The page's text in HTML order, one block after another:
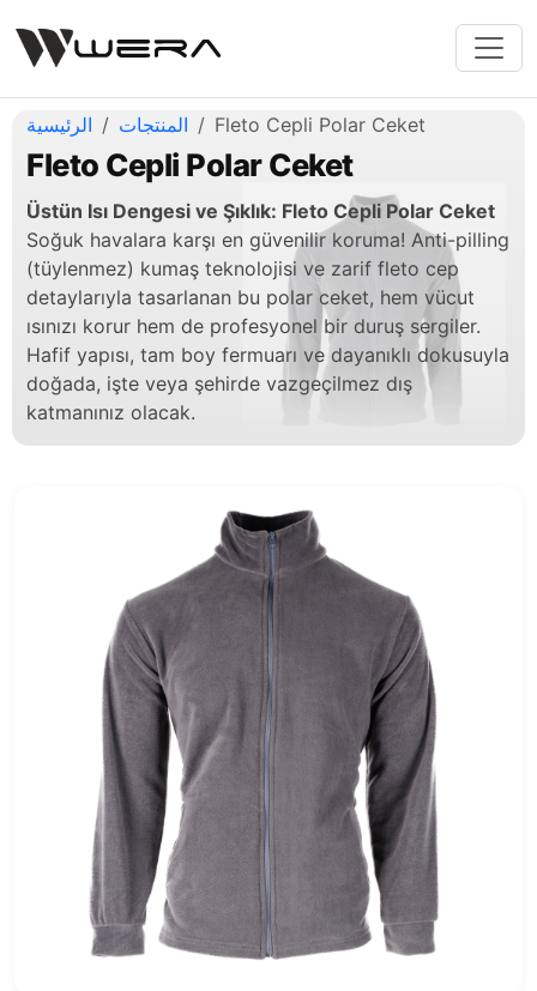
الرئيسية المنتجات Fleto Cepli Polar Ceket
Fleto Cepli Polar Ceket
Üstün Isı Dengesi ve Şıklık: Fleto Cepli Polar Ceket
Soğuk havalara karşı en güvenilir koruma! Anti-pilling
(tüylenmez) kumaş teknolojisi ve zarif fleto cep
detaylarıyla tasarlanan bu polar ceket, hem vücut
ısınızı korur hem de profesyonel bir duruş sergiler.
Hafif yapısı, tam boy fermuarı ve dayanıklı dokusuyla
doğada, işte veya şehirde vazgeçilmez dış
katmanınız olacak.